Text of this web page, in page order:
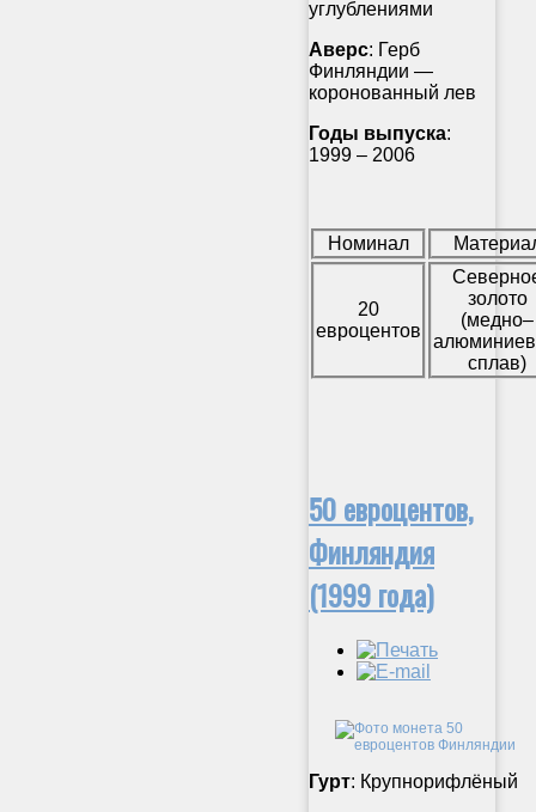
углублениями
Аверс: Герб
Финляндии —
коронованный лев
Годы выпуска:
1999 – 2006
Номинал
20
евроцентов
золото
(медно–
сплав)
50 евроцентов,
Финляндия
(1999 года)
Гурт: Крупнорифлёный